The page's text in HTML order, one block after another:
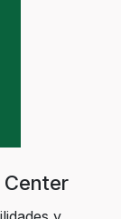
Center